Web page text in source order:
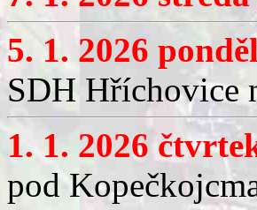
5. 1. 2026
SDH Hříchovice
1. 1. 2026
pod